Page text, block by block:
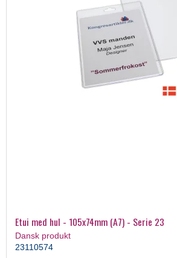
Etui med hul - 105x74mm (A7) - Serie 23
Dansk produkt
23110574